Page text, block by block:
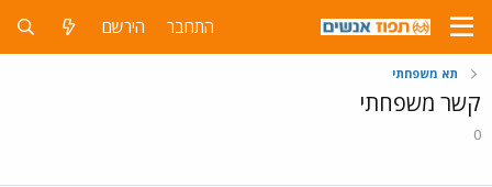
התחבר הירשם
תא משפחתי
קשר משפחתי
0